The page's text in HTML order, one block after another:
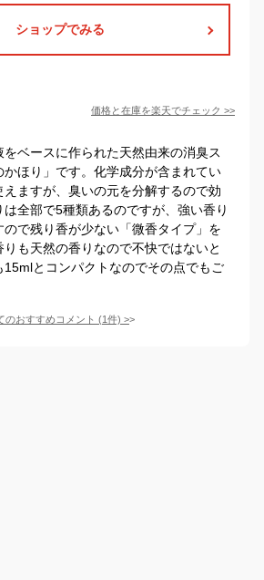
ショップでみる
価格と在庫を楽天でチェック >>
ベースに作られた天然由来の消臭ス
かほり」です。化学成分が含まれてい
ますが、臭いの元を分解するので効
全部で5種類あるのですが、強い香り
で残り香が少ない「微香タイプ」を
も天然の香りなので不快ではないと
15mlとコンパクトなのでその点でもご
のおすすめコメント (1件) >